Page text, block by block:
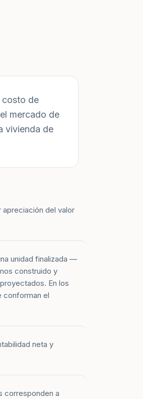
costo de
mercado de
vivienda de
apreciación del valor
unidad finalizada —
construido y
En los
conforman el
neta y
corresponden a